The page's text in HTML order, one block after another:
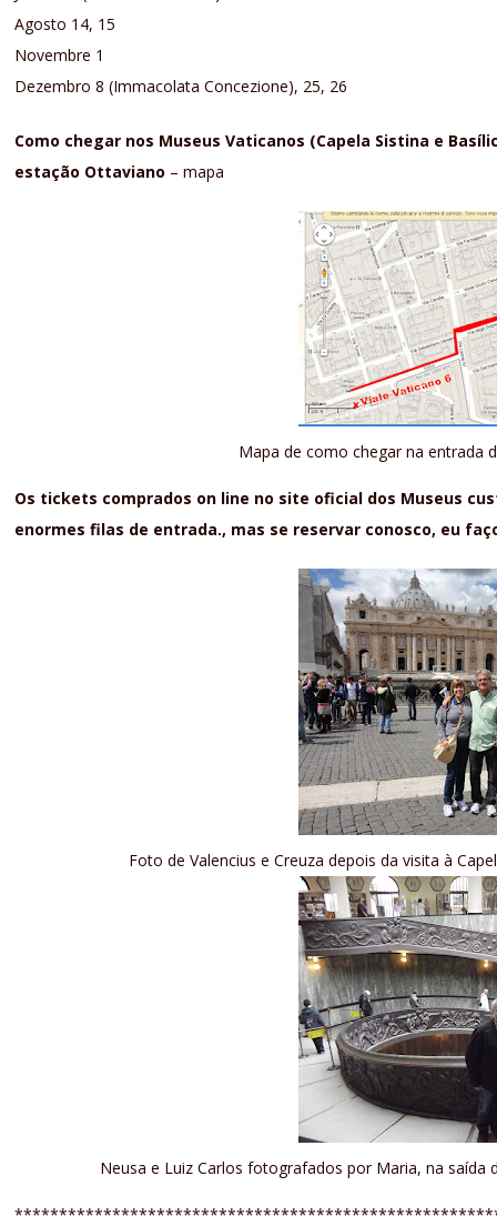
Agosto 14, 15
Novembre 1
Dezembro 8 (Immacolata Concezione), 25, 26
Como chegar nos Museus Vaticanos (Capela Sistina e
estação Ottaviano – mapa
Mapa de como chegar na entrada
Os tickets comprados on line no site oficial dos Museus
enormes filas de entrada., mas se reservar conosco, eu
Foto de Valencius e Creuza depois da visita à
Neusa e Luiz Carlos fotografados por Maria, na